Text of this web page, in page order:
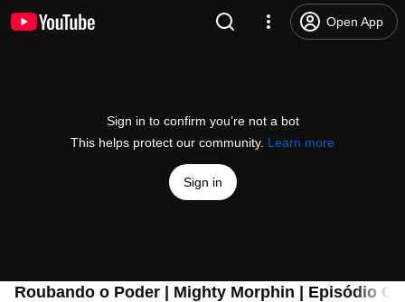
Open App
Sign in to confirm you’re not a bot
This helps protect our community. Learn more
Sign in
Roubando o Poder | Mighty Morphin | Episódio